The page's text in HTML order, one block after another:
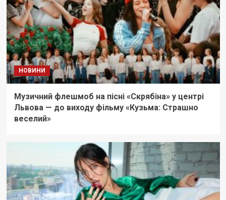
НОВИНИ
Музичний флешмоб на пісні «Скрябіна» у центрі
Львова — до виходу фільму «Кузьма: Страшно
веселий»